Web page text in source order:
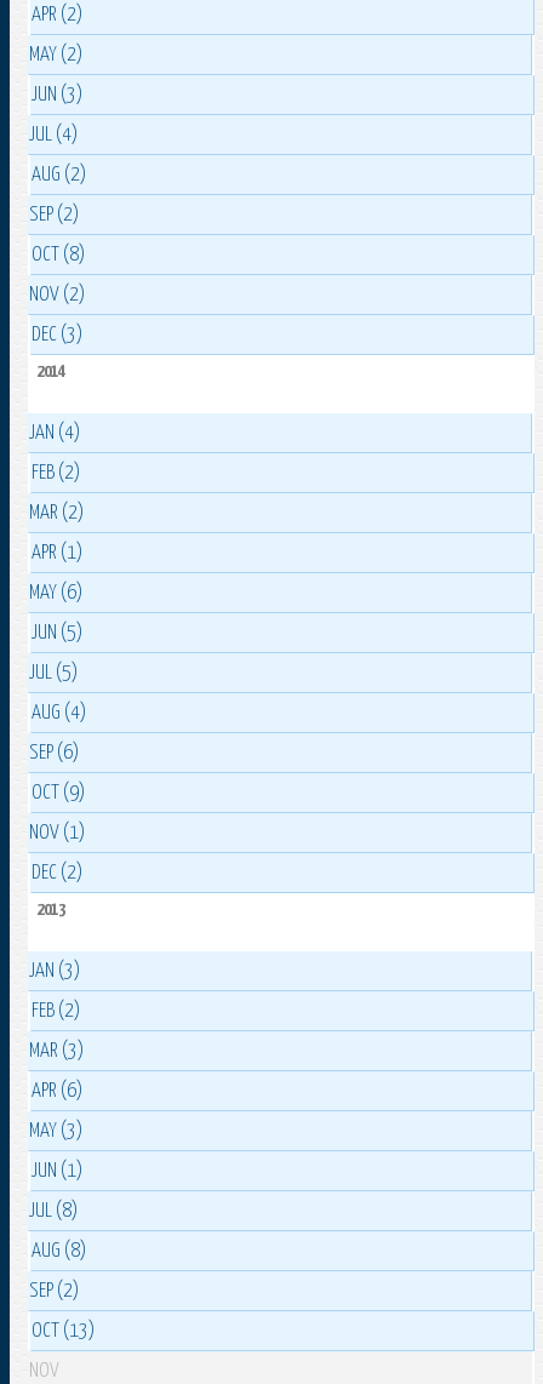
APR (2)
MAY (2)
JUN (3)
JUL (4)
AUG (2)
SEP (2)
OCT (8)
NOV (2)
DEC (3)
2014
JAN (4)
FEB (2)
MAR (2)
APR (1)
MAY (6)
JUN (5)
JUL (5)
AUG (4)
SEP (6)
OCT (9)
NOV (1)
DEC (2)
2013
JAN (3)
FEB (2)
MAR (3)
APR (6)
MAY (3)
JUN (1)
JUL (8)
AUG (8)
SEP (2)
OCT (13)
NOV